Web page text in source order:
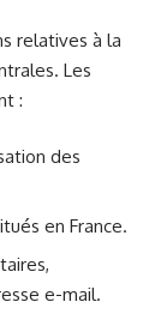
relatives à la
Les
:
des
en France.
e-mail.